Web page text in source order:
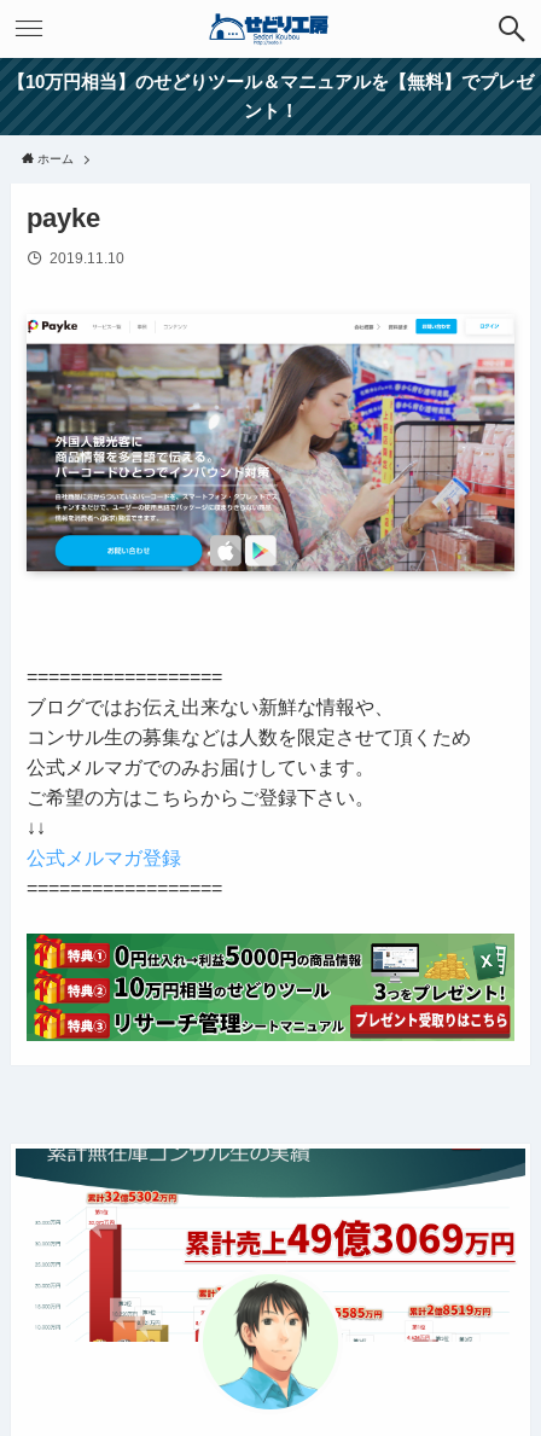
【10万円相当】のせどりツール＆マニュアルを【無料】でプレゼ
ント！
ホーム
payke
2019.11.10
==================
ブログではお伝え出来ない新鮮な情報や、
コンサル生の募集などは人数を限定させて頂くため
公式メルマガでのみお届けしています。
ご希望の方はこちらからご登録下さい。
↓↓
公式メルマガ登録
==================